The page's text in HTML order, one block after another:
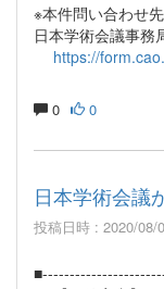
※本件問い合わせ先
日本学術会議事
https://
0 0
日本学術会議
投稿日時 : 2020/08/